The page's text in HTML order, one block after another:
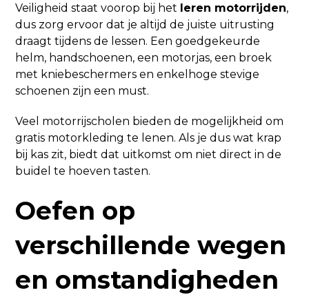
Veiligheid staat voorop bij het leren motorrijden,
dus zorg ervoor dat je altijd de juiste uitrusting
draagt tijdens de lessen. Een goedgekeurde
helm, handschoenen, een motorjas, een broek
met kniebeschermers en enkelhoge stevige
schoenen zijn een must.
Veel motorrijscholen bieden de mogelijkheid om
gratis motorkleding te lenen. Als je dus wat krap
bij kas zit, biedt dat uitkomst om niet direct in de
buidel te hoeven tasten.
Oefen op
verschillende wegen
en omstandigheden